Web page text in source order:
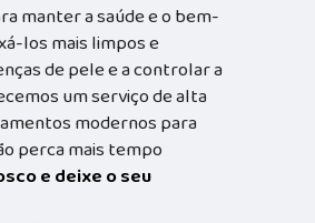
manter a saúde e o bem-
los mais limpos e
de pele e a controlar a
um serviço de alta
modernos para
perca mais tempo
e deixe o seu